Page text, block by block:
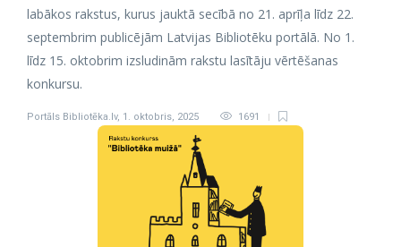
labākos rakstus, kurus jauktā secībā no 21. aprīļa līdz 22.
septembrim publicējām Latvijas Bibliotēku portālā. No 1.
līdz 15. oktobrim izsludinām rakstu lasītāju vērtēšanas
konkursu.
Portāls Bibliotēka.lv, 1. oktobris, 2025 1691